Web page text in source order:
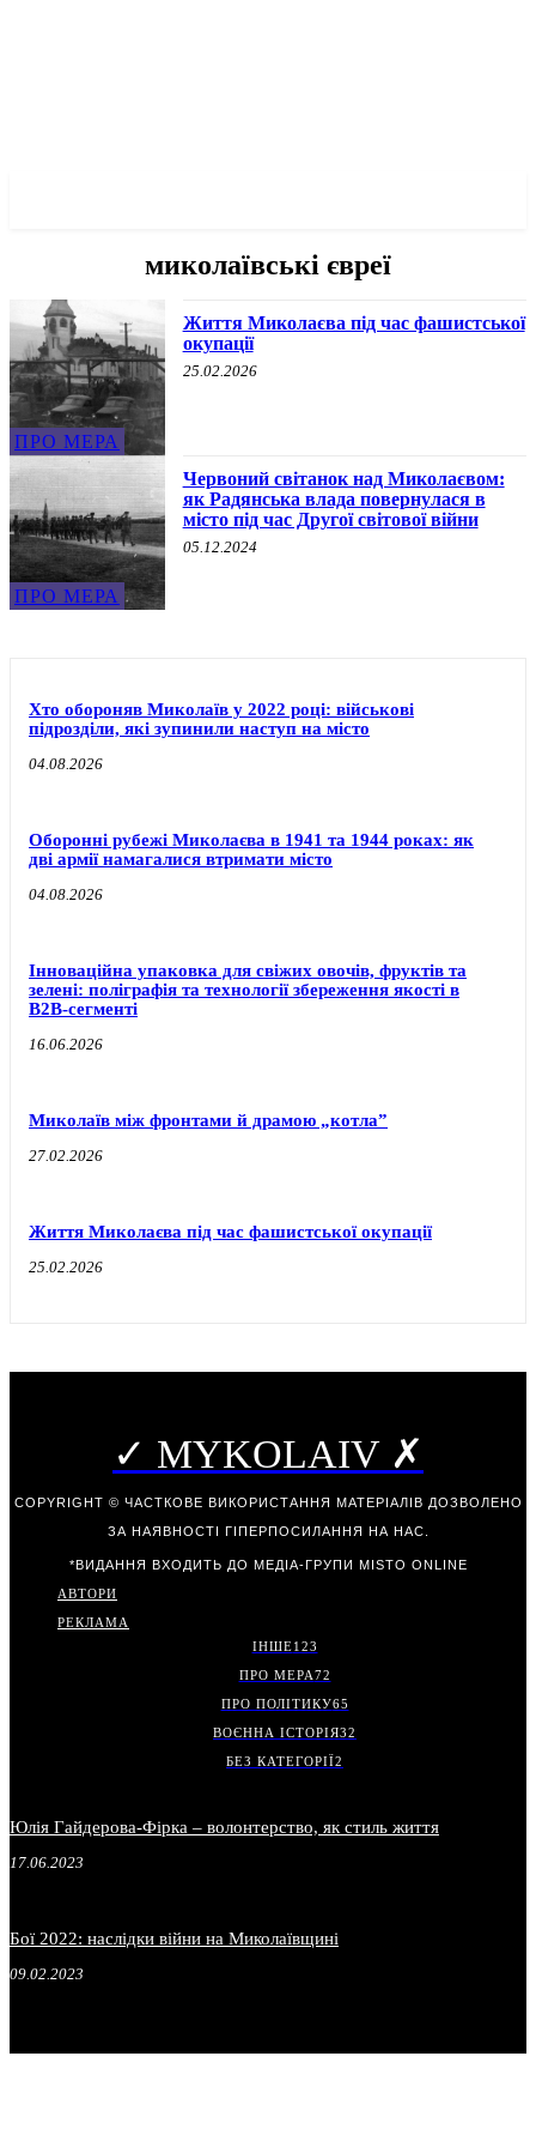
миколаївські євреї
ПРО МЕРА
Життя Миколаєва під час фашистської
окупації
25.02.2026
ПРО МЕРА
Червоний світанок над Миколаєвом:
як Радянська влада повернулася в
місто під час Другої світової війни
05.12.2024
Хто обороняв Миколаїв у 2022 році: військові
підрозділи, які зупинили наступ на місто
04.08.2026
Оборонні рубежі Миколаєва в 1941 та 1944 роках: як
дві армії намагалися втримати місто
04.08.2026
Інноваційна упаковка для свіжих овочів, фруктів та
зелені: поліграфія та технології збереження якості в
B2B-сегменті
16.06.2026
Миколаїв між фронтами й драмою „котла”
27.02.2026
Життя Миколаєва під час фашистської окупації
25.02.2026
✓ MYKOLAIV ✗
COPYRIGHT © ЧАСТКОВЕ ВИКОРИСТАННЯ МАТЕРІАЛІВ ДОЗВОЛЕНО
ЗА НАЯВНОСТІ ГІПЕРПОСИЛАННЯ НА НАС.
*ВИДАННЯ ВХОДИТЬ ДО МЕДІА-ГРУПИ MISTO ONLINE
АВТОРИ
РЕКЛАМА
ІНШЕ123
ПРО МЕРА72
ПРО ПОЛІТИКУ65
ВОЄННА ІСТОРІЯ32
БЕЗ КАТЕГОРІЇ2
Юлія Гайдерова-Фірка – волонтерство, як стиль життя
17.06.2023
Бої 2022: наслідки війни на Миколаївщині
09.02.2023